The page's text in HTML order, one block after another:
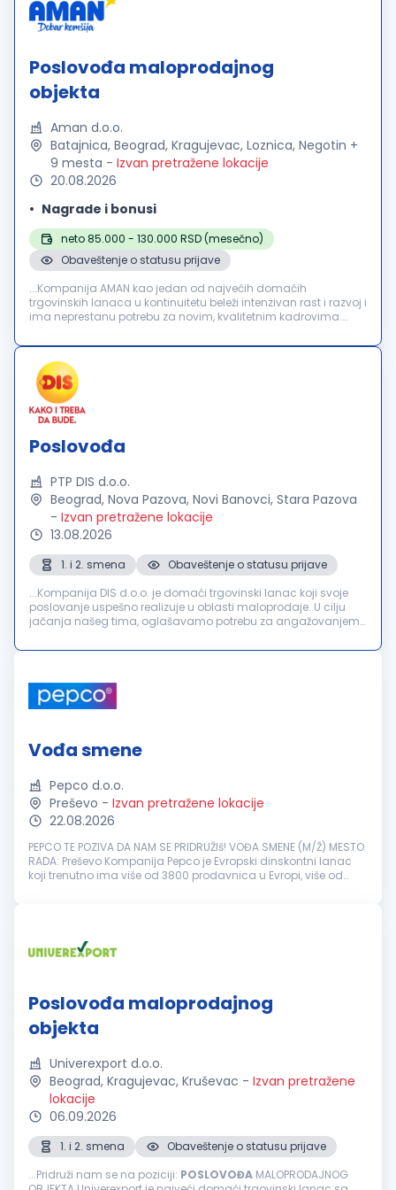
Poslovođa maloprodajnog
objekta
Aman d.o.o.
Batajnica, Beograd, Kragujevac, Loznica, Negotin +
9 mesta - Izvan pretražene lokacije
20.08.2026
Nagrade i bonusi
neto 85.000 - 130.000 RSD (mesečno)
Obaveštenje o statusu prijave
...Kompanija AMAN kao jedan od najvećih domaćih
trgovinskih lanaca u kontinuitetu beleži intenzivan rast i razvoj i
ima neprestanu potrebu za novim, kvalitetnim kadrovima.
"POSLOVOĐAMALOPRODAJNOG...
Poslovođa
PTP DIS d.o.o.
Beograd, Nova Pazova, Novi Banovci, Stara Pazova
- Izvan pretražene lokacije
13.08.2026
1. i 2. smena
Obaveštenje o statusu prijave
...Kompanija DIS d.o.o. je domaći trgovinski lanac koji svoje
poslovanje uspešno realizuje u oblasti maloprodaje. U cilju
jačanja našeg tima, oglašavamo potrebu za angažovanjem
Organizacija...
Vođa smene
Pepco d.o.o.
Preševo - Izvan pretražene lokacije
22.08.2026
PEPCO TE POZIVA DA NAM SE PRIDRUŽIš! VOĐA SMENE (M/Ž) MESTO
RADA: Preševo Kompanija Pepco je Evropski dinskontni lanac
koji trenutno ima više od 3800 prodavnica u Evropi, više od
Poslovođa maloprodajnog
objekta
Univerexport d.o.o.
Beograd, Kragujevac, Kruševac - Izvan pretražene
lokacije
06.09.2026
1. i 2. smena
Obaveštenje o statusu prijave
...Pridruži nam se na poziciji: POSLOVOĐA MALOPRODAJNOG